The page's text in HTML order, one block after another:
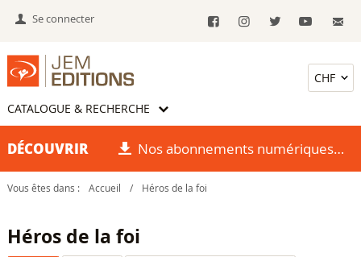
Se connecter
CATALOGUE & RECHERCHE
DÉCOUVRIR Nos abonnements numériques
Vous êtes dans : Accueil / Héros de la foi
Héros de la foi